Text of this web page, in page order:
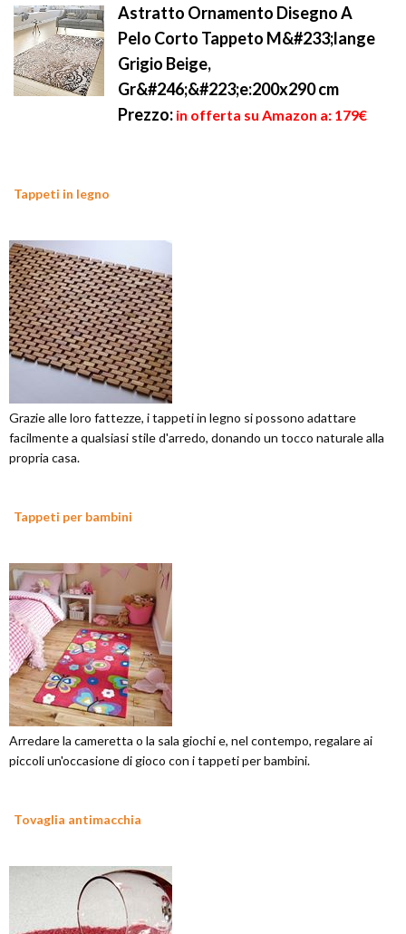
Astratto Ornamento Disegno A
Pelo Corto Tappeto M&#233;lange
Grigio Beige,
Gr&#246;&#223;e:200x290 cm
Prezzo: in offerta su Amazon a: 179€
Tappeti in legno
Grazie alle loro fattezze, i tappeti in legno si possono adattare
facilmente a qualsiasi stile d'arredo, donando un tocco naturale alla
propria casa.
Tappeti per bambini
Arredare la cameretta o la sala giochi e, nel contempo, regalare ai
piccoli un'occasione di gioco con i tappeti per bambini.
Tovaglia antimacchia